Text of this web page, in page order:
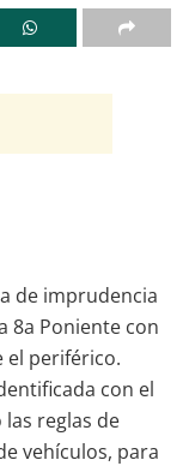
de imprudencia
8a Poniente con
el periférico.
con el
reglas de
vehículos, para